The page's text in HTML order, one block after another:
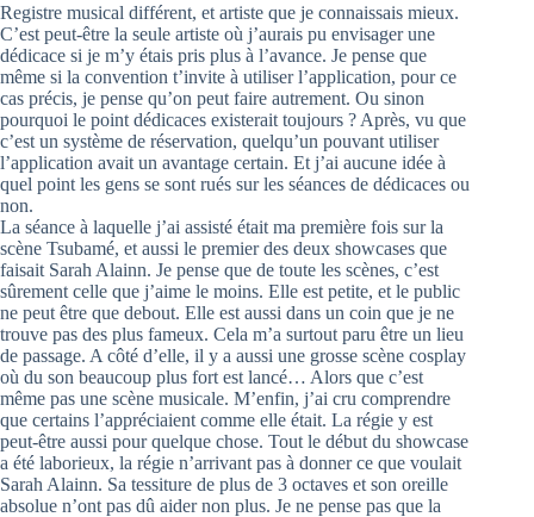
Registre musical différent, et artiste que je connaissais mieux.
C’est peut-être la seule artiste où j’aurais pu envisager une
dédicace si je m’y étais pris plus à l’avance. Je pense que
même si la convention t’invite à utiliser l’application, pour ce
cas précis, je pense qu’on peut faire autrement. Ou sinon
pourquoi le point dédicaces existerait toujours ? Après, vu que
c’est un système de réservation, quelqu’un pouvant utiliser
l’application avait un avantage certain. Et j’ai aucune idée à
quel point les gens se sont rués sur les séances de dédicaces ou
non.
La séance à laquelle j’ai assisté était ma première fois sur la
scène Tsubamé, et aussi le premier des deux showcases que
faisait Sarah Alainn. Je pense que de toute les scènes, c’est
sûrement celle que j’aime le moins. Elle est petite, et le public
ne peut être que debout. Elle est aussi dans un coin que je ne
trouve pas des plus fameux. Cela m’a surtout paru être un lieu
de passage. A côté d’elle, il y a aussi une grosse scène cosplay
où du son beaucoup plus fort est lancé… Alors que c’est
même pas une scène musicale. M’enfin, j’ai cru comprendre
que certains l’appréciaient comme elle était. La régie y est
peut-être aussi pour quelque chose. Tout le début du showcase
a été laborieux, la régie n’arrivant pas à donner ce que voulait
Sarah Alainn. Sa tessiture de plus de 3 octaves et son oreille
absolue n’ont pas dû aider non plus. Je ne pense pas que la